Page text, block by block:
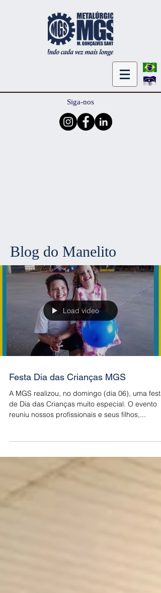
Siga-nos
Blog do Manelito
Load video
Festa Dia das Crianças MGS
A MGS realizou, no domingo (dia 06), uma festa
de Dia das Crianças muito especial. O evento
reuniu nossos profissionais e seus filhos,...